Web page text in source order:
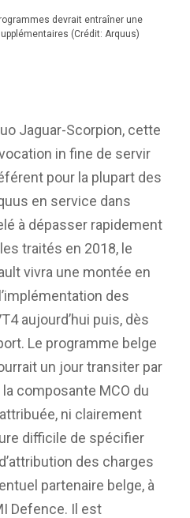
devrait entraîner une
(Crédit: Arquus)
Jaguar-Scorpion, cette
in fine de servir
pour la plupart des
en service dans
à dépasser rapidement
traités en 2018, le
vivra une montée en
des
aujourd’hui puis, dès
Le programme belge
un jour transiter par
composante MCO du
ni clairement
difficile de spécifier
des charges
partenaire belge, à
Defence. Il est